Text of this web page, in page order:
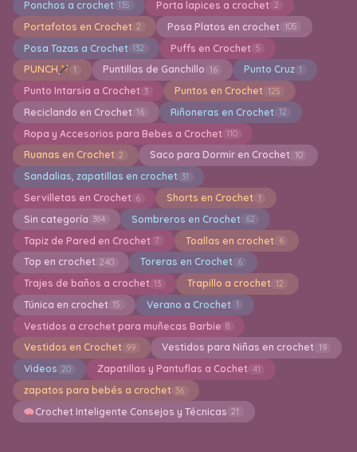
Ponchos a crochet 135 Porta lapices a crochet 2
Portafotos en Crochet 2 Posa Platos en crochet 105
Posa Tazas a Crochet 132 Puffs en Crochet 5
PUNCH 1 Puntillas de Ganchillo 16 Punto Cruz 1
Punto Intarsia a Crochet 3 Puntos en Crochet 125
Reciclando en Crochet 16 Riñoneras en Crochet 12
Ropa y Accesorios para Bebes a Crochet 110
Ruanas en Crochet 2 Saco para Dormir en Crochet 10
Sandalias, zapatillas en crochet 31
Servilletas en Crochet 6 Shorts en Crochet 1
Sin categoría 384 Sombreros en Crochet 62
Tapiz de Pared en Crochet 7 Toallas en crochet 6
Top en crochet 240 Toreras en Crochet 6
Trajes de baños a crochet 13 Trapillo a crochet 12
Túnica en crochet 15 Verano a Crochet 1
Vestidos a crochet para muñecas Barbie 8
Vestidos en Crochet 99 Vestidos para Niñas en crochet 19
Videos 20 Zapatillas y Pantuflas a Cochet 41
zapatos para bebés a crochet 36
Crochet Inteligente Consejos y Técnicas 21